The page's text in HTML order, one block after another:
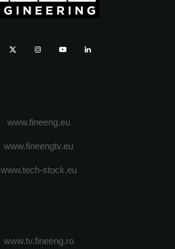
www.fineeng.eu
www.fineengtv.eu
www.tech-stock.eu
www.tv.fineeng.ro